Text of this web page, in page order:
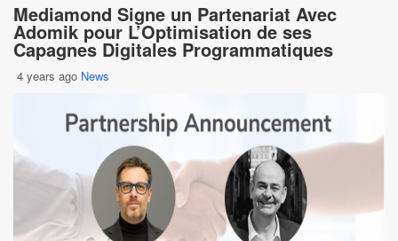
Mediamond Signe un Partenariat Avec
Adomik pour L’Optimisation de ses
Capagnes Digitales Programmatiques
4 years ago News